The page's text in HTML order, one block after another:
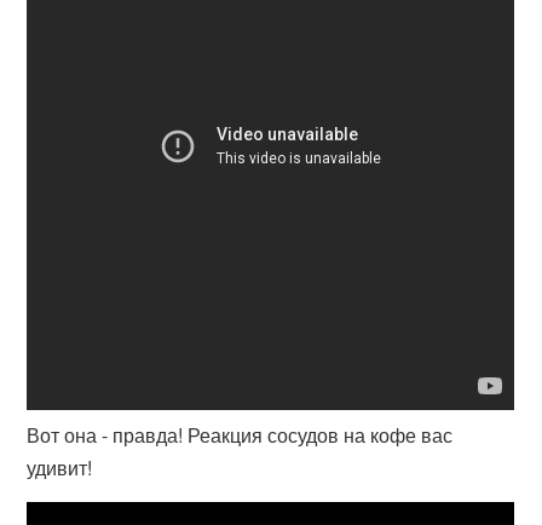
Вот она - правда! Реакция сосудов на кофе вас
удивит!